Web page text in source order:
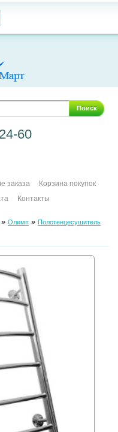
Поиск
60
заказа
Корзина покупок
Контакты
Олимп» Полотенцесушитель